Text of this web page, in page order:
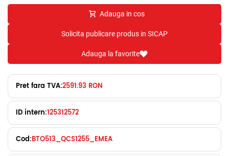
Adauga in cos
Solicita publicare produs in SICAP
Adauga la favorite
Pret fara TVA:2591.93 RON
ID intern:125312572
Cod:BTO513_QCS1255_EMEA